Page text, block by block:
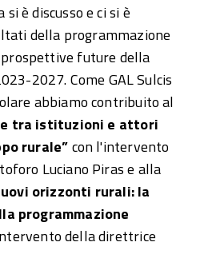
è discusso e ci si è
della programmazione
future della
2027. Come GAL Sulcis
abbiamo contribuito al
tra istituzioni e attori
rurale”con l'intervento
Luciano Piras e alla
orizzonti rurali: la
programmazione
della direttrice